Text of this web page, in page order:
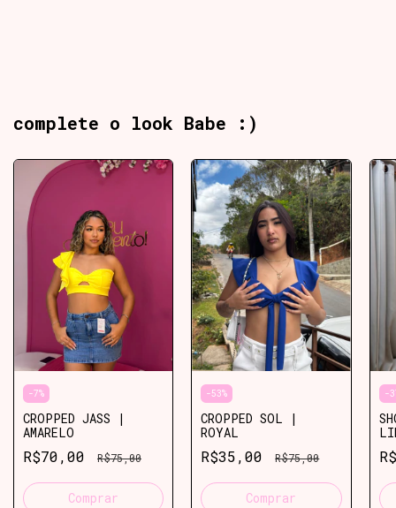
complete o look Babe :)
-7%
CROPPED JASS |
AMARELO
R$70,00 R$75,00
Comprar
-53%
CROPPED SOL |
ROYAL
R$35,00 R$75,00
Comprar
-